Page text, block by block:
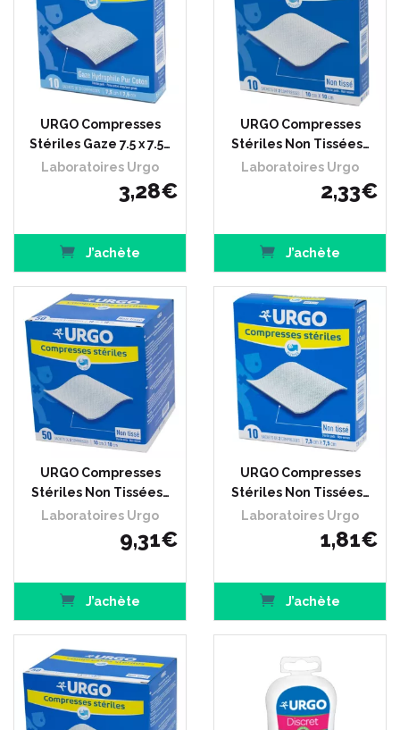
URGO Compresses
Stériles Gaze 7.5 x 7.5…
Laboratoires Urgo
3,28€
J’achète
URGO Compresses
Stériles Non Tissées…
Laboratoires Urgo
2,33€
J’achète
URGO Compresses
Stériles Non Tissées…
Laboratoires Urgo
9,31€
J’achète
URGO Compresses
Stériles Non Tissées…
Laboratoires Urgo
1,81€
J’achète